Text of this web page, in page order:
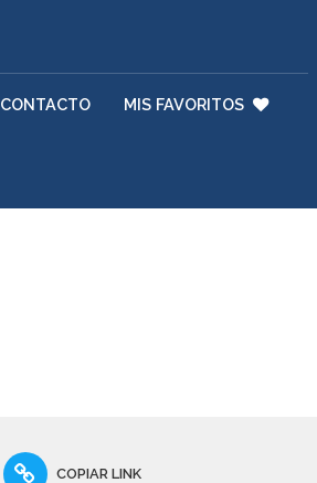
CONTACTO MIS FAVORITOS
COPIAR LINK